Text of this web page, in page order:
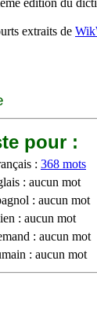
édition du
extraits de
pour :
: 368 mots
: aucun mot
: aucun mot
: aucun mot
: aucun mot
: aucun mot